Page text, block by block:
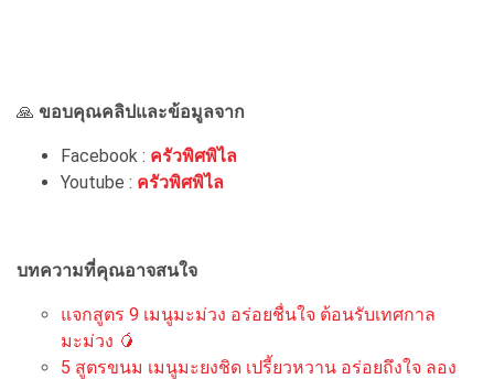
🙏 ขอบคุณคลิปและข้อมูลจาก
Facebook : ครัวพิศพิไล
Youtube : ครัวพิศพิไล
บทความที่คุณอาจสนใจ
แจกสูตร 9 เมนูมะม่วง อร่อยชื่นใจ ต้อนรับเทศกาล
มะม่วง 🥭
5 สูตรขนม เมนูมะยงชิด เปรี้ยวหวาน อร่อยถึงใจ ลอง